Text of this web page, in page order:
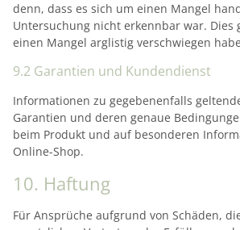
denn, dass es sich um einen Mangel
Untersuchung nicht erkennbar war.
einen Mangel arglistig verschwiegen
9.2 Garantien und Kundendienst
Informationen zu gegebenenfalls
Garantien und deren genaue
beim Produkt und auf besonderen
Online-Shop.
10. Haftung​​​​​​​
Für Ansprüche aufgrund von Schäden,